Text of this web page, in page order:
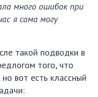
много ошибок при
я сама могу
такой подводки в
того, что
вот есть классный